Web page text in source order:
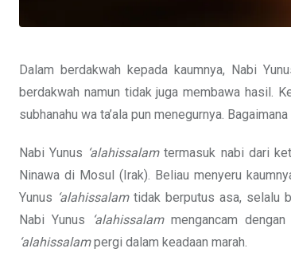
Dalam berdakwah kepada kaumnya, Nabi
berdakwah namun tidak juga membawa hasil.
subhanahu wa ta’ala pun menegurnya.
Nabi Yunus ‘alahissalamtermasuk nabi dari
Ninawa di Mosul (Irak). Beliau menyeru
Yunus ‘alahissalamtidak berputus asa, selalu
Nabi Yunus
‘alahissalammengancam dengan
‘alahissalampergi dalam keadaan marah.